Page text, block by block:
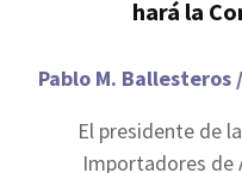
hará la
Pablo M.
El presidente de
Importadores de